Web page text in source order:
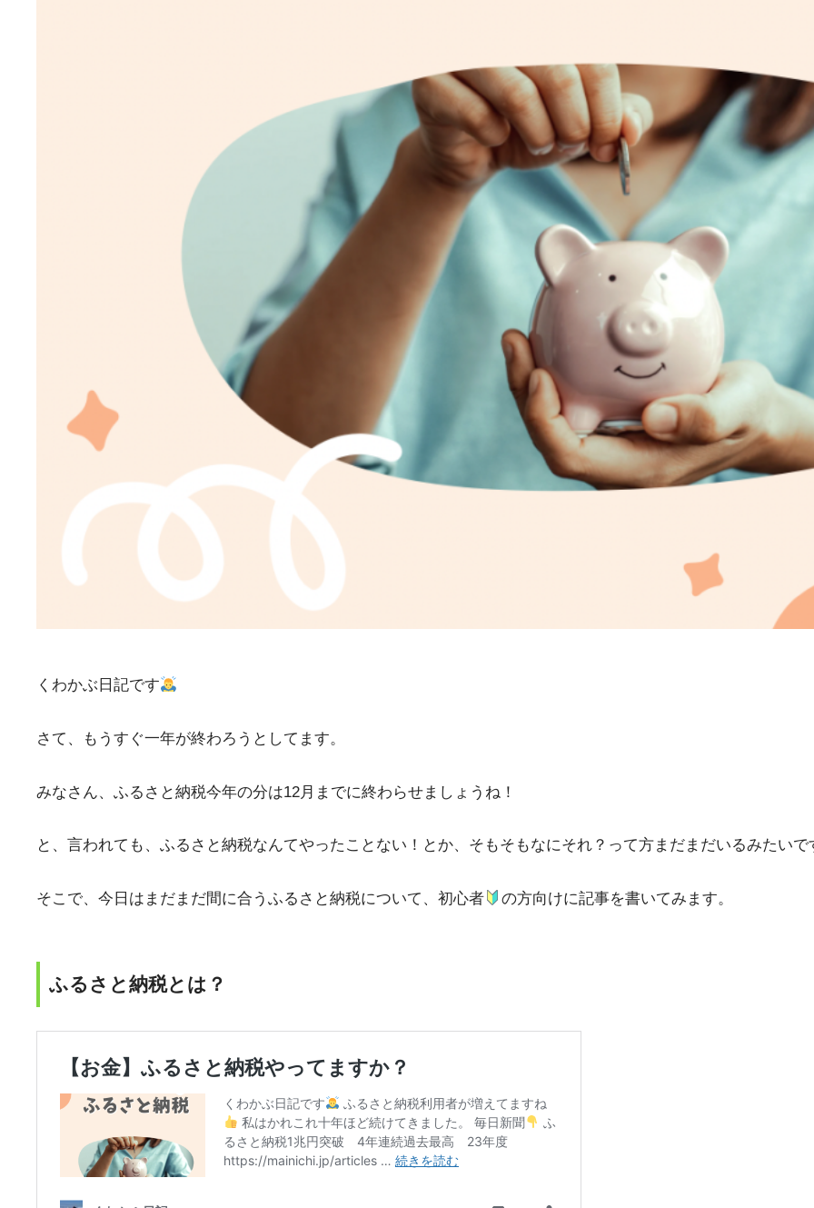
くわかぶ日記です
さて、もうすぐ一年が終わろうとしてます。
みなさん、ふるさと納税今年の分は12月までに終わらせましょうね！
と、言われても、ふるさと納税なんてやったことない！とか、そもそもなにそれ？って方まだまだいるみたいで
そこで、今日はまだまだ間に合うふるさと納税について、初心者 の方向けに記事を書いてみます。
ふるさと納税とは？